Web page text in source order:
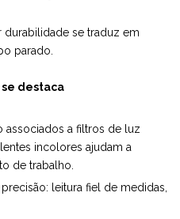
se traduz em
parado.
destaca
associados a filtros de luz
incolores ajudam a
de trabalho.
leitura fiel de medidas,